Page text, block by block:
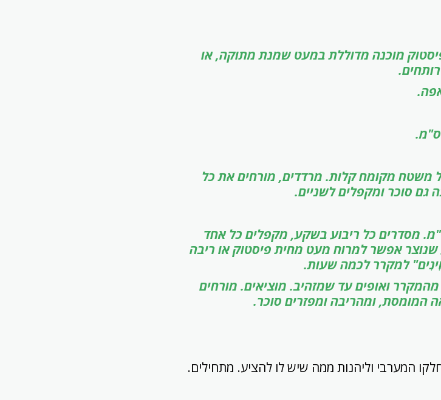
מוכנה מדוללת במעט שמנת מתוקה, או
משטח מקומח קלות. מרדדים, מורחים את כל
סוכר ומקפלים לשניים.
את הבצק לריבועים בגודל 7 ס"מ. מסדרים כל ריבוע בשקע, מקפלים כל אחד
אפשר למרוח מעט מחית פיסטוק או ריבה
למקרר לכמה שעות.
מוציאים מהמקרר ואופים עד שמזהיב. מוציאים. מורחים
ומהריבה ומפזרים סוכר.
המערבי וליהנות ממה שיש לו להציע. מתחילים.